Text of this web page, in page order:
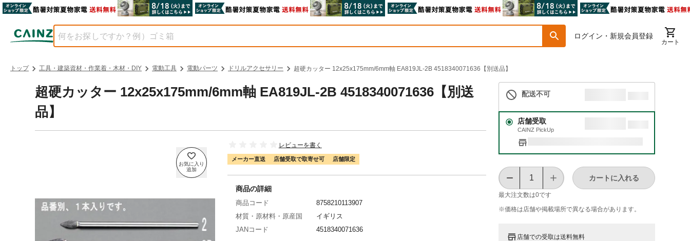
ログイン・新規会員登録
カート
トップ 工具・建築資材・作業着・木材・DIY 電動工具 電動パーツ ドリルアクセサリー 超硬カッター 12x25x175mm/6mm軸 EA819JL-2B 4518340071636【別送品】
超硬カッター 12x25x175mm/6mm軸 EA819JL-2B 4518340071636【別送
品】
レビューを書く
メーカー直送 店舗受取で取寄せ可 店舗限定
配送不可
店舗受取
CAINZ PickUp
最大注文数は0です
カートに入れる
※価格は​店舗や​掲載場所で​異なる​場合が​あります。
店舗での受取は送料無料
商品の詳細
商品コード
8758210113907
材質・原材料・原産国
イギリス
JANコード
4518340071636